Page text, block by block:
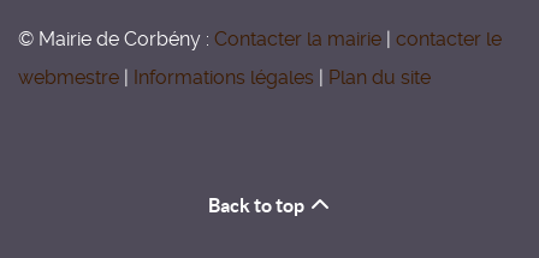
© Mairie de Corbény : Contacter la mairie
contacter le
webmestre
Informations légales Plan du site
Back to top